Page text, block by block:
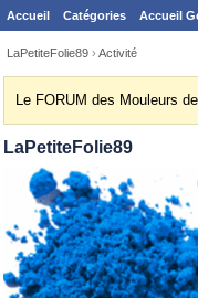
Accueil Catégories Accueil
LaPetiteFolie89 › Activité
Le FORUM des Mouleurs
LaPetiteFolie89